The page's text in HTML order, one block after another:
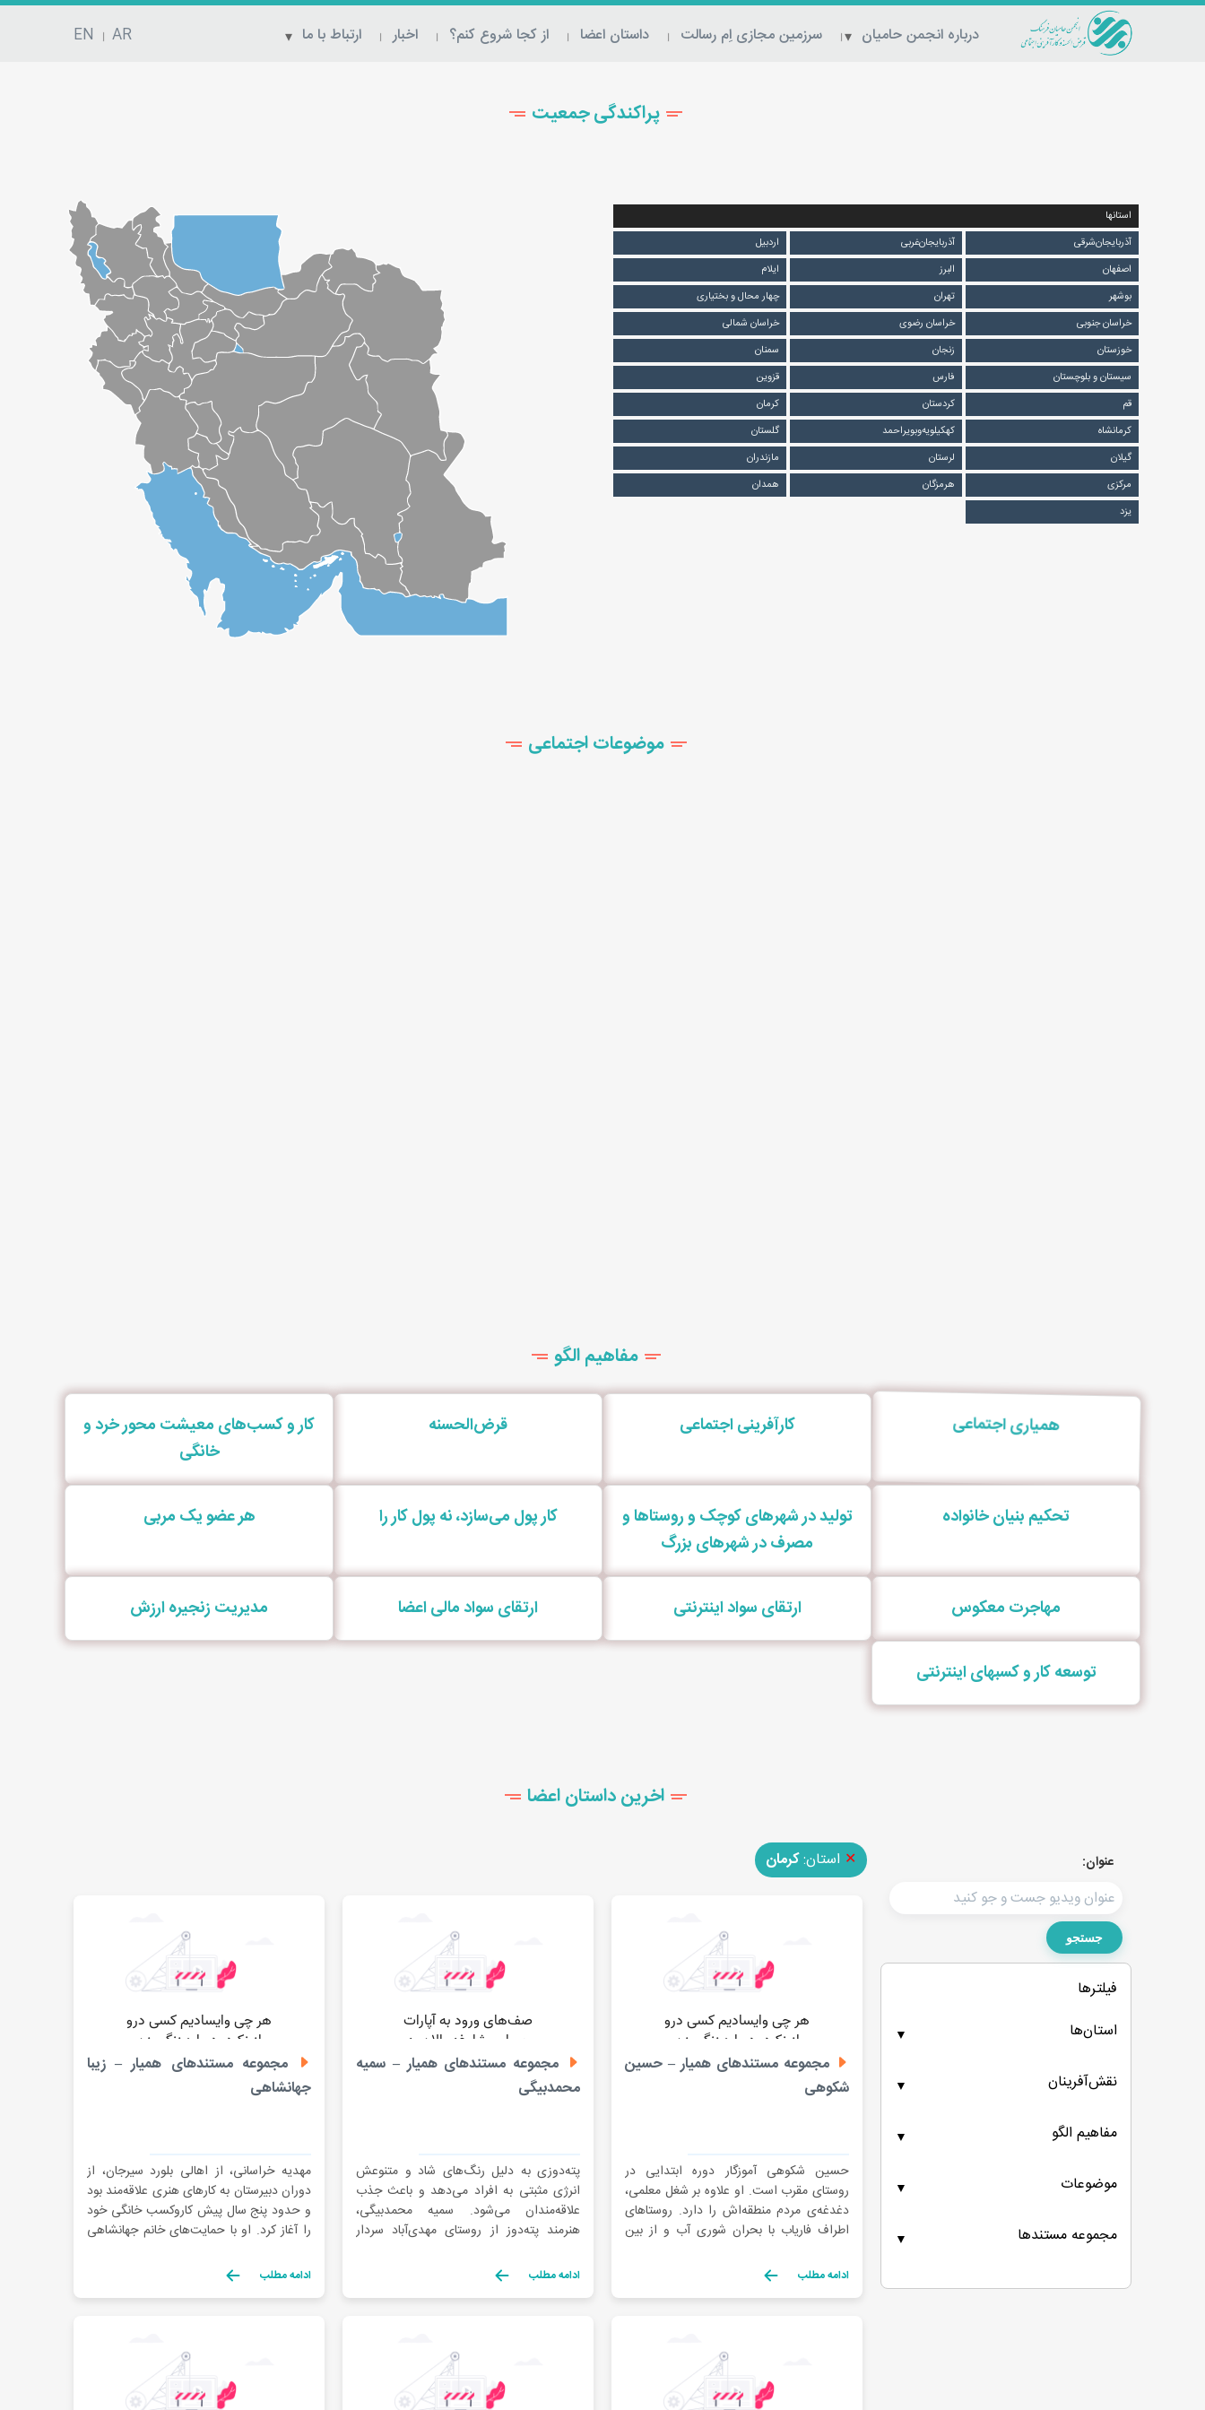
درباره انجمن حامیان سرزمین مجازی اِم‌ رسالت داستان اعضا از کجا شروع کنم؟ اخبار ارتباط با ما AR
EN
پراکندگی جمعیت
استانها
آذربایجان‌شرقی
آذربایجان‌غربی
اردبیل
اصفهان
البرز
ایلام
بوشهر
تهران
چهار محال و بختیاری
خراسان جنوبی
خراسان رضوی
خراسان شمالی
خوزستان
زنجان
سمنان
سیستان و بلوچستان
فارس
قزوین
قم
کردستان
کرمان
کرمانشاه
کهکیلویه‌و‌بویراحمد
گلستان
گیلان
لرستان
مازندران
مرکزی
هرمزگان
همدان
یزد
موضوعات اجتماعی
مفاهیم الگو
همیاری اجتماعی کارآفرینی اجتماعی قرض‌الحسنه
کار و کسب‌های معیشت محور خرد و
خانگی
تحکیم بنیان خانواده
تولید در شهرهای کوچک و روستاها و
مصرف در شهرهای بزرگ
کار پول می‌سازد، نه پول کار را هر عضو یک مربی
مهاجرت معکوس ارتقای سواد اینترنتی ارتقای سواد مالی اعضا مدیریت زنجیره ارزش
توسعه کار و کسبهای اینترنتی
اخرین داستان اعضا
✕ استان:کرمان عنوان:
جستجو
فیلترها
استان‌ها
▼
نقش‌آفرینان ▼
مفاهیم الگو ▼
موضوعات ▼
مجموعه مستندها ▼
مجموعه مستندهای همیار – حسین
شکوهی
حسین شکوهی آموزگار دوره ابتدایی در
روستای مقرب است. او علاوه بر شغل معلمی،
دغدغه‌ی مردم منطقه‌اش را دارد. روستاهای
اطراف فاریاب با بحران شوری آب و از بین
اهالی به دلیل نابودی زمین‌هایشان و نبود
ادامه مطلب
مجموعه مستندهای همیار – سمیه
محمدبیگی
پته‌دوزی به دلیل رنگ‌های شاد و متنوعش
انرژی مثبتی به افراد می‌دهد و باعث جذب
علاقه‌مندان می‌شود. سمیه محمدبیگی،
هنرمند پته‌دوز از روستای مهدی‌آباد سردار
آموزش می‌دهد تا نسل‌های جدید با آن آشنا
ادامه مطلب
مجموعه مستندهای همیار – زیبا
جهانشاهی
مهدیه خراسانی، از اهالی بلورد سیرجان، از
دوران دبیرستان به کارهای هنری علاقه‌مند بود
و حدود پنج سال پیش کاروکسب خانگی خود
را آغاز کرد. او با حمایت‌های خانم جهانشاهی
خود را راه‌اندازی کند و حالا علاوه بر تولید، به
ادامه مطلب